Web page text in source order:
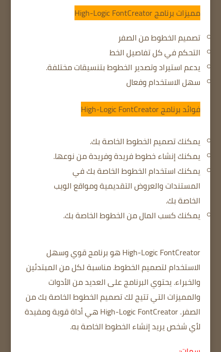
مميزات برنامج High-Logic FontCreator
تصميم الخطوط من الصفر
التحكم في كل تفاصيل الخط
يدعم استيراد وتصدير الخطوط بتنسيقات مختلفة.
سهل الاستخدام وفعال
فوائد برنامج High-Logic FontCreator
يمكنك تصميم الخطوط الخاصة بك.
يمكنك إنشاء خطوط فريدة وفريدة من نوعها.
يمكنك استخدام الخطوط الخاصة بك في
المستندات والعروض التقديمية ومواقع الويب
الخاصة بك.
يمكنك كسب المال من الخطوط الخاصة بك.
High-Logic FontCreator هو برنامج قوي وسهل
الاستخدام لتصميم الخطوط.مناسبة لكل من المبتدئين
والخبراء.يحتوي البرنامج على العديد من الأدوات
والمميزات التي تتيح لك تصميم الخطوط الخاصة بك من
الصفر.
High-Logic FontCreator هي أداة قوية ومفيدة
لأي شخص يريد إنشاء الخطوط الخاصة به.